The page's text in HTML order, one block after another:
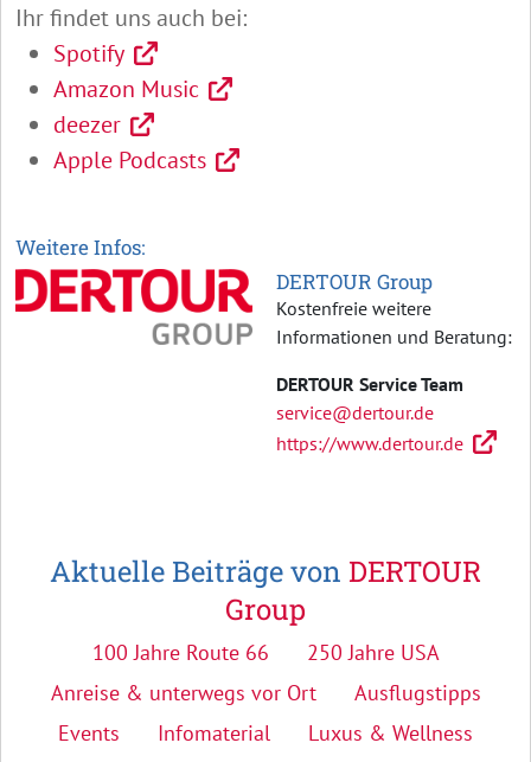
Ihr findet uns auch bei:
Spotify
Amazon Music
deezer
Apple Podcasts
Weitere Infos:
DERTOUR Group
Kostenfreie weitere
Informationen und Beratung:
DERTOUR Service Team
service@dertour.de
https://www.dertour.de
Aktuelle Beiträge von DERTOUR
Group
100 Jahre Route 66
250 Jahre USA
Anreise & unterwegs vor Ort
Ausflugstipps
Events
Infomaterial
Luxus & Wellness